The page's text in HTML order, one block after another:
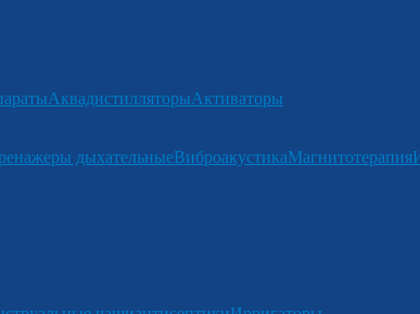
АквадистилляторыАктиваторы
дыхательныеВиброакустикаМагнитотерапия